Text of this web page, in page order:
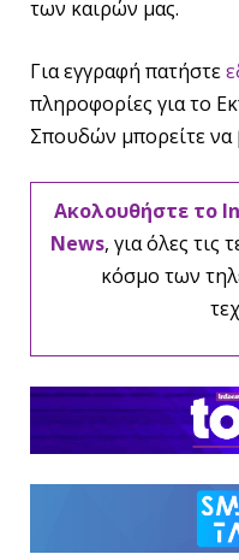
των καιρών μας.
Για εγγραφή πατήστε
πληροφορίες για το
Σπουδών μπορείτε να
Ακολουθήστε το
News, για όλες τις
κόσμο των